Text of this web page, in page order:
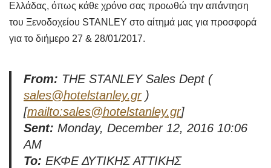
Ελλάδας, όπως κάθε χρόνο σας προωθώ την απάντηση
του Ξενοδοχείου STANLEY στο αίτημά μας για προσφορά
για το διήμερο 27 & 28/01/2017.
From: THE STANLEY Sales Dept (
sales@hotelstanley.gr)
[mailto:sales@hotelstanley.gr]
Sent: Monday, December 12, 2016 10:06
AM
To: ΕΚΦΕ ΔΥΤΙΚΗΣ ΑΤΤΙΚΗΣ